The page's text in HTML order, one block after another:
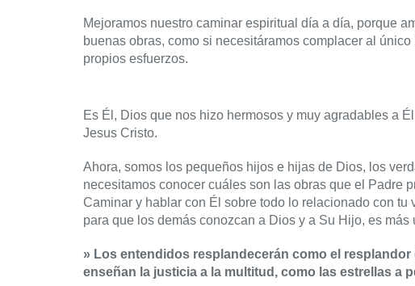
Mejoramos nuestro caminar espiritual día a día, porque
buenas obras, como si necesitáramos complacer al
propios esfuerzos.
Es Él, Dios que nos hizo hermosos y muy agradables a
Jesus Cristo.
Ahora, somos los pequeños hijos e hijas de Dios, los
necesitamos conocer cuáles son las obras que el Padre
Caminar y hablar con Él sobre todo lo relacionado con tu
para que los demás conozcan a Dios y a Su Hijo, es más
» Los entendidos resplandecerán como el
enseñan la justicia a la multitud, como las estrellas a